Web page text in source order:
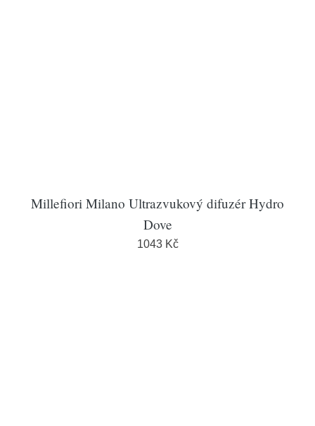
Millefiori Milano Ultrazvukový difuzér Hydro
Dove
1043 Kč